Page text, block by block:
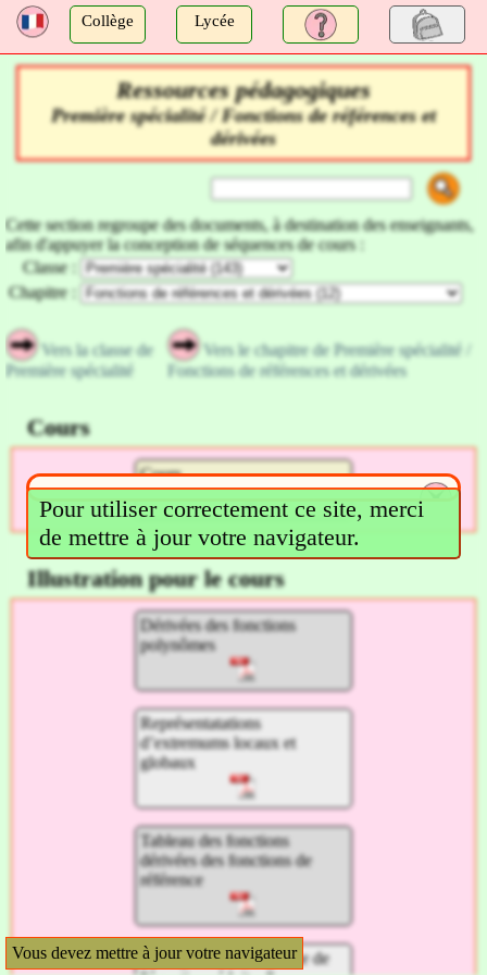
Pour utiliser correctement ce site, merci
de mettre à jour votre navigateur.
a Collège Lycée
Ressources pédagogiques
Première spécialité / Fonctions de références et
dérivées
Cette section regroupe des documents, à destination des enseignants,
afin d'appuyer la conception de séquences de cours :
Classe :
Chapitre :
Vers la classe de
Première spécialité
Vers le chapitre de Première spécialité /
Fonctions de références et dérivées
Cours
Cours
Illustration pour le cours
Dérivées des fonctions
polynômes
Représentatations
d’extremums locaux et
globaux
Tableau des fonctions
dérivées des fonctions de
référence
Exemple de la recherche de
Vous devez mettre à jour votre navigateur